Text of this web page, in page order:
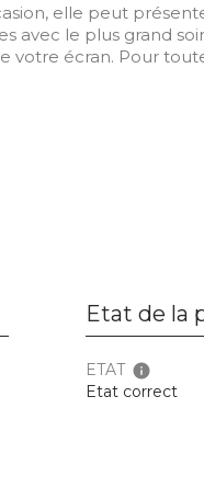
elle peut
avec le plus grand
votre écran. Pour
Etat de la
ETAT info
Etat correct